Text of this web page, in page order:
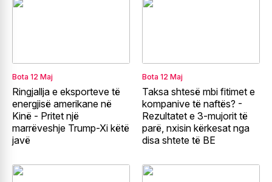
Bota 12 Maj
Ringjallja e eksporteve të
energjisë amerikane në
Kinë - Pritet një
marrëveshje Trump-Xi këtë
javë
Bota 12 Maj
Taksa shtesë mbi fitimet e
kompanive të naftës? -
Rezultatet e 3-mujorit të
parë, nxisin kërkesat nga
disa shtete të BE